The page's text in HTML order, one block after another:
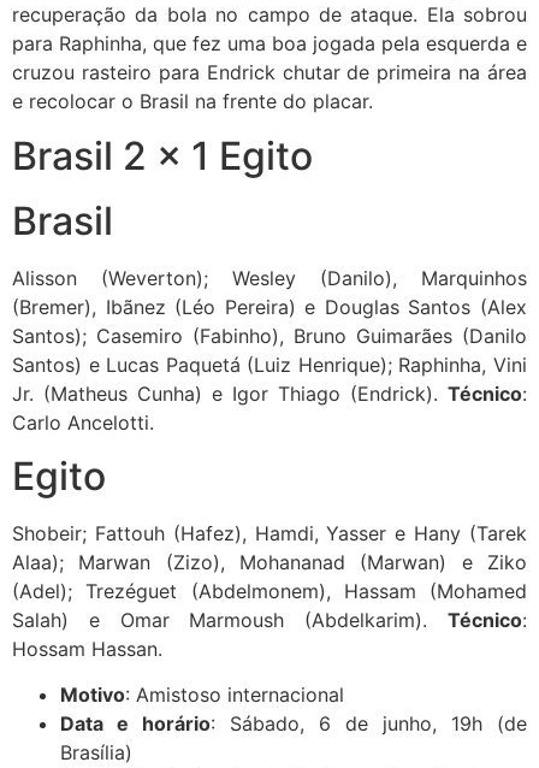
recuperação da bola no campo de ataque. Ela sobrou
para Raphinha, que fez uma boa jogada pela esquerda e
cruzou rasteiro para Endrick chutar de primeira na área
e recolocar o Brasil na frente do placar.
Brasil 2 x 1 Egito
Brasil
Alisson (Weverton); Wesley (Danilo), Marquinhos
(Bremer), Ibãnez (Léo Pereira) e Douglas Santos (Alex
Santos); Casemiro (Fabinho), Bruno Guimarães (Danilo
Santos) e Lucas Paquetá (Luiz Henrique); Raphinha, Vini
Jr. (Matheus Cunha) e Igor Thiago (Endrick). Técnico:
Carlo Ancelotti.
Egito
Shobeir; Fattouh (Hafez), Hamdi, Yasser e Hany (Tarek
Alaa); Marwan (Zizo), Mohananad (Marwan) e Ziko
(Adel); Trezéguet (Abdelmonem), Hassam (Mohamed
Salah) e Omar Marmoush (Abdelkarim). Técnico:
Hossam Hassan.
Motivo: Amistoso internacional
Data e horário: Sábado, 6 de junho, 19h (de
Brasília)